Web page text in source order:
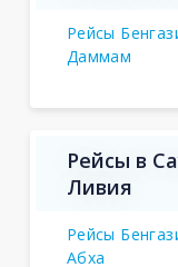
Рейсы
Даммам
Рейсы в
Ливия
Рейсы
Абха